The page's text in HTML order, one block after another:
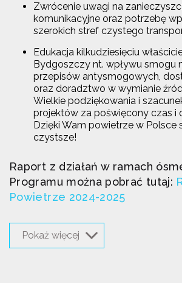
Zwrócenie uwagi na
komunikacyjne oraz potrzebę
szerokich stref czystego
Edukacja kilkudziesięciu
Bydgoszczy nt. wpływu smogu
przepisów antysmogowych,
oraz doradztwo w wymianie
Wielkie podziękowania i
projektów za poświęcony czas i
Dzięki Wam powietrze w Polsce
czystsze!
Raport z działań w ramach
Programu można pobrać tutaj:
Powietrze 2024-2025
Pokaż więcej